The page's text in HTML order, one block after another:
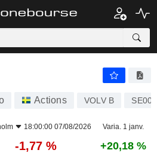
Actions VOLV B
18:00:00 07/08/2026 Varia. 1 janv.
-1,77 % +20,18 %